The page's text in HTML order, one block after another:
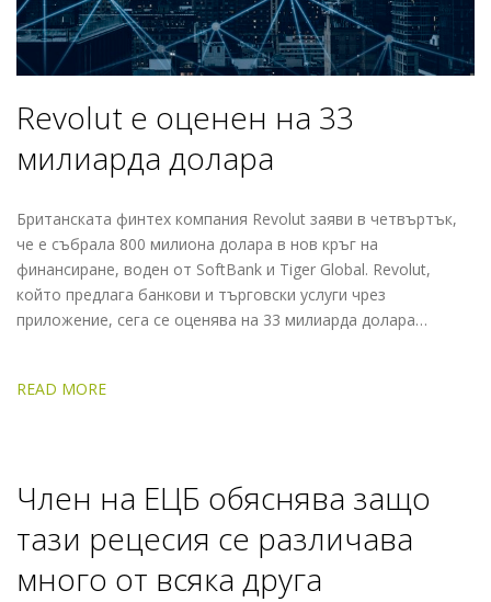
Revolut е оценeн на 33
милиарда долара
Британската финтех компания Revolut заяви в четвъртък,
че е събрала 800 милиона долара в нов кръг на
финансиране, воден от SoftBank и Tiger Global. Revolut,
който предлага банкови и търговски услуги чрез
приложение, сега се оценява на 33 милиарда долара…
READ MORE
Член на ЕЦБ обяснява защо
тази рецесия се различава
много от всяка друга